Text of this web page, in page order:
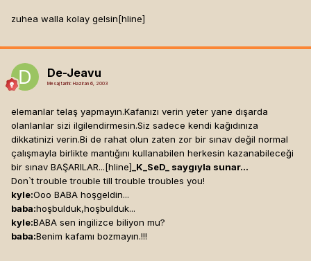
zuhea walla kolay gelsin[hline]
De-Jeavu
Mesaj tarihi: Haziran 6, 2003
elemanlar telaş yapmayın.Kafanızı verin yeter yane dışarda
olanlanlar sizi ilgilendirmesin.Siz sadece kendi kağıdınıza
dikkatinizi verin.Bi de rahat olun zaten zor bir sınav değil normal
çalışmayla birlikte mantığını kullanabilen herkesin kazanabileceği
bir sınav BAŞARILAR...[hline]_K_SeD_ saygıyla sunar...
Don`t trouble trouble till trouble troubles you!
kyle:Ooo BABA hoşgeldin...
baba:hoşbulduk,hoşbulduk...
kyle:BABA sen ingilizce biliyon mu?
baba:Benim kafamı bozmayın.!!!